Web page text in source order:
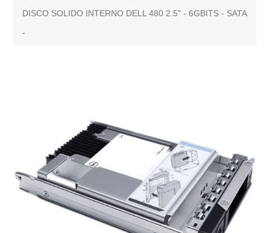
DISCO SOLIDO INTERNO DELL 480 2.5" - 6GBITS - SATA
-